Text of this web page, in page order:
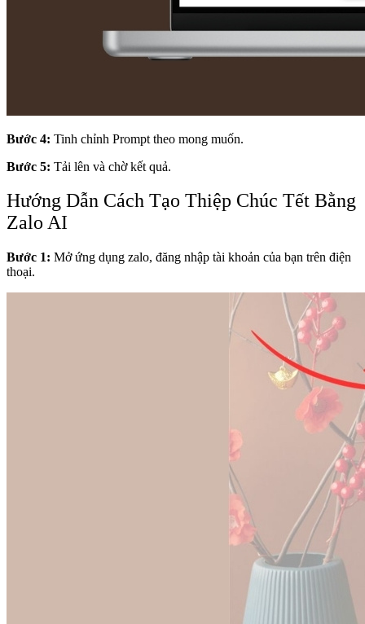
Bước 4: Tinh chỉnh Prompt theo mong muốn.
Bước 5: Tải lên và chờ kết quả.
Hướng Dẫn Cách Tạo Thiệp Chúc Tết Bằng
Zalo AI
Bước 1: Mở ứng dụng zalo, đăng nhập tài khoản của bạn trên điện
thoại.